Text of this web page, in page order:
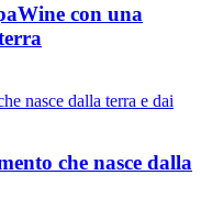
con una
che nasce dalla